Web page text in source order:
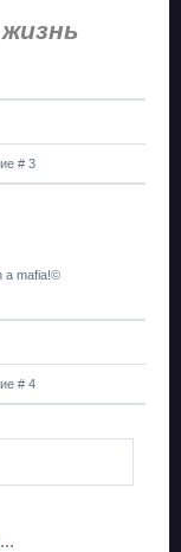
# 3
a mafia!©
# 4